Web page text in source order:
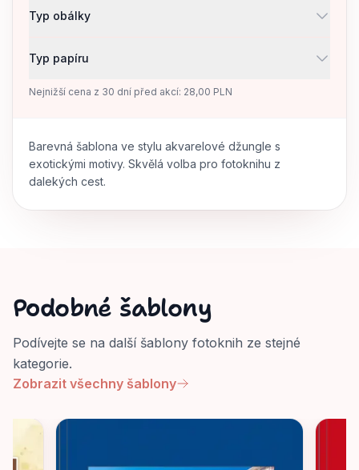
Typ obálky
Typ papíru
Nejnižší cena z 30 dní před akcí: 28,00 PLN
Barevná šablona ve stylu akvarelové džungle s
exotickými motivy. Skvělá volba pro fotoknihu z
dalekých cest.
Podobné šablony
Podívejte se na další šablony fotoknih ze stejné
kategorie.
Zobrazit všechny šablony